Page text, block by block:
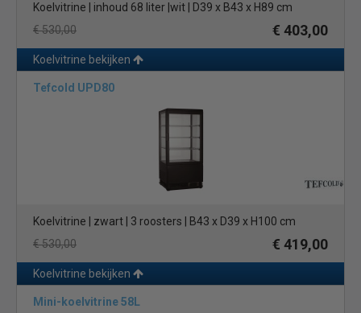
Koelvitrine | inhoud 68 liter |wit | D39 x B43 x H89 cm
€ 530,00
€ 403,00
Koelvitrine bekijken
Tefcold UPD80
Koelvitrine | zwart | 3 roosters | B43 x D39 x H100 cm
€ 530,00
€ 419,00
Koelvitrine bekijken
Mini-koelvitrine 58L